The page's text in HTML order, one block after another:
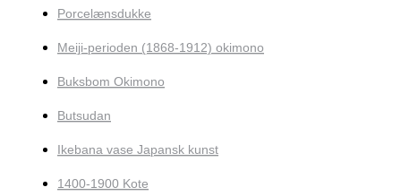
Porcelænsdukke
Meiji-perioden (1868-1912) okimono
Buksbom Okimono
Butsudan
Ikebana vase Japansk kunst
1400-1900 Kote